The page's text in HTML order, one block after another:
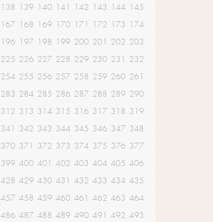
138 139 140 141 142 143 144 145
167 168 169 170 171 172 173 174
196 197 198 199 200 201 202 203
225 226 227 228 229 230 231 232
254 255 256 257 258 259 260 261
283 284 285 286 287 288 289 290
312 313 314 315 316 317 318 319
341 342 343 344 345 346 347 348
370 371 372 373 374 375 376 377
399 400 401 402 403 404 405 406
428 429 430 431 432 433 434 435
457 458 459 460 461 462 463 464
486 487 488 489 490 491 492 493